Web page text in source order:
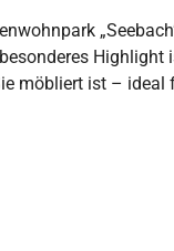
Highlight
möbliert ist –